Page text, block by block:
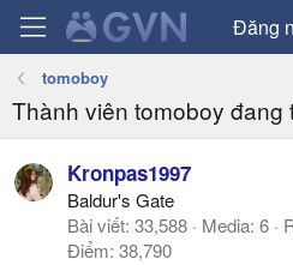
Đăng
tomoboy
Thành viên tomoboy đang
Kronpas1997
Baldur's Gate
Bài viết 33,588 Media 6
Điểm 38,790